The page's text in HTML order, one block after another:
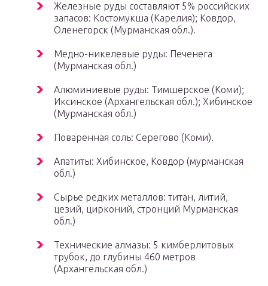
Железные руды составляют 5% российских
запасов: Костомукша (Карелия); Ковдор,
Оленегорск (Мурманская обл.).
Медно-никелевые руды: Печенега
(Мурманская обл.)
Алюминиевые руды: Тимшерское (Коми);
Иксинское (Архангельская обл.); Хибинское
(Мурманская обл.)
Поваренная соль: Серегово (Коми).
Апатиты: Хибинское, Ковдор (мурманская
обл.)
Сырье редких металлов: титан, литий,
цезий, цирконий, стронций Мурманская
обл.)
Технические алмазы: 5 кимберлитовых
трубок, до глубины 460 метров
(Архангельская обл.)